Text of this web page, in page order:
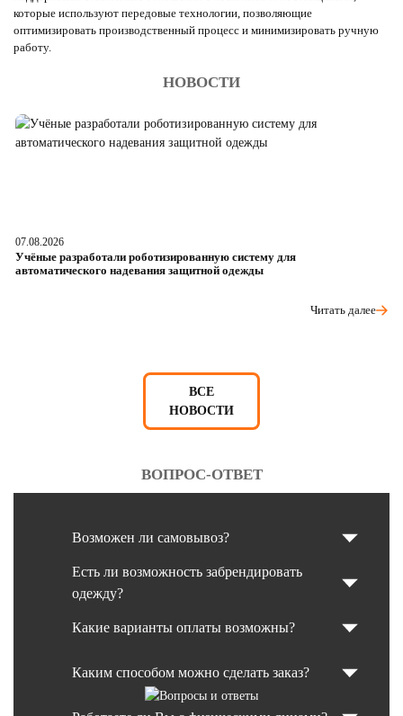
которые используют передовые технологии, позволяющие
оптимизировать производственный процесс и минимизировать ручную
работу.
НОВОСТИ
07.08.2026
Учёные разработали роботизированную систему для
автоматического надевания защитной одежды
Читать далее
ВСЕ
НОВОСТИ
ВОПРОС-ОТВЕТ
Возможен ли самовывоз?
Есть ли возможность забрендировать
одежду?
Какие варианты оплаты возможны?
Каким способом можно сделать заказ?